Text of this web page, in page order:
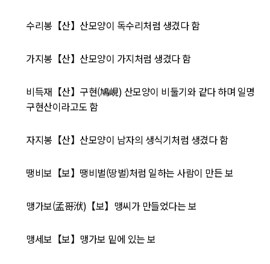
수리봉【산】산모양이 독수리처럼 생겼다 함
가지봉【산】산모양이 가지처럼 생겼다 함
비득재【산】구현(鳩峴) 산모양이 비둘기와 같다 하며 일명
구현산이라고도 함
자지봉【산】산모양이 남자의 생식기처럼 생겼다 함
땡비보【보】땡비벌(땅벌)처럼 일하는 사람이 만든 보
맹가보(孟哥洑)【보】맹씨가 만들었다는 보
맹세보【보】맹가보 밑에 있는 보